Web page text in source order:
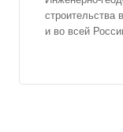
строительства
и во всей